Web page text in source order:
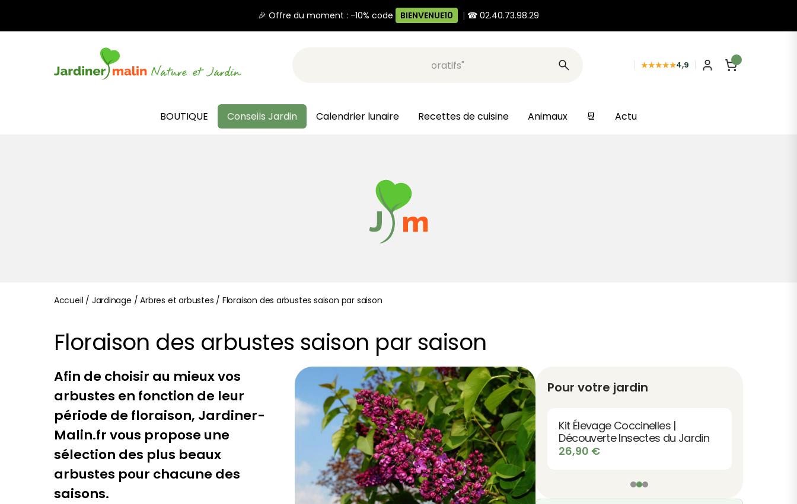
🎉 Offre du moment : -10% code BIENVENUE10 | ☎ 02.40.73.98.29
Recherche, ex: "pots décoratifs" ★★★★★4,9
BOUTIQUE Conseils Jardin Calendrier lunaire Recettes de cuisine Animaux 📆 Actu
Accueil / Jardinage /Arbres et arbustes / Floraison des arbustes saison par saison
Floraison des arbustes saison par saison
Afin de choisir au mieux vos
arbustes en fonction de leur
période de floraison, Jardiner-
Malin.fr vous propose une
sélection des plus beaux
arbustes pour chacune des
saisons.
Pour votre jardin
Kit Élevage Coccinelles |
Découverte Insectes du Jardin
26,90 €